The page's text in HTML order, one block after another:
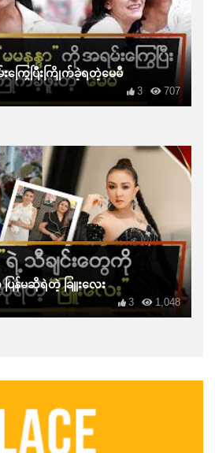
းကြွေပြီးကြိုက်ခဲ့ရတဲ့မေမီ
707
3
ြန်မဆိုရဲတဲ့ ခြူးလေး
1,048
3